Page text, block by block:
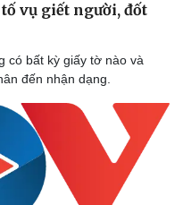
vụ giết người, đốt
có bất kỳ giấy tờ nào và
đến nhận dạng.